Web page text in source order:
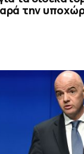
την